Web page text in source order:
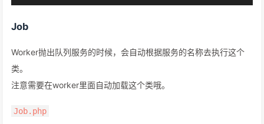
Job
Worker抛出队列服务的时候，会自动根据服务的名称去执行这个
类。
注意需要在worker里面自动加载这个类哦。
Job.php